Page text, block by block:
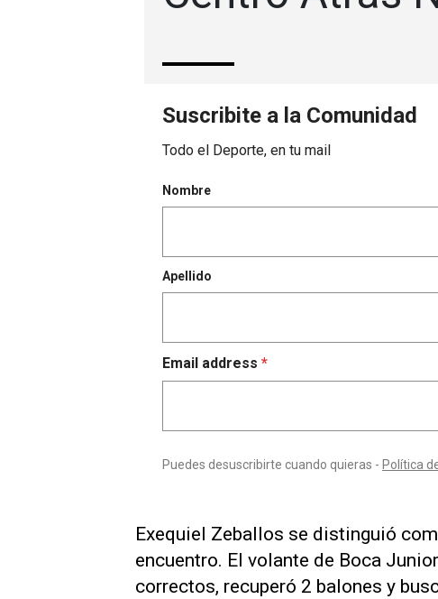
Exequiel Zeballos se distinguió
encuentro. El volante de Boca
correctos, recuperó 2 balones y